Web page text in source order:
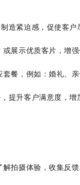
造紧迫感，促使客户
展示优质客片，增
餐，例如：婚礼、
提升客户满意度，增
拍摄体验，收集反